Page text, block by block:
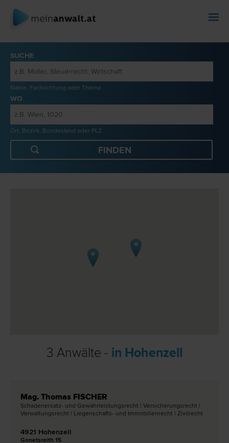
SUCHE
Name, Fachrichtung oder Thema
WO
Ort, Bezirk, Bundesland oder PLZ
3 Anwälte - in Hohenzell
Mag. Thomas FISCHER
Schadenersatz- und Gewährleistungs­recht | Versicherungs­recht |
Verwaltungs­recht | Liegenschafts- und Immobilien­recht | Zivil­recht
4921 Hohenzell
Gonetsreith 15